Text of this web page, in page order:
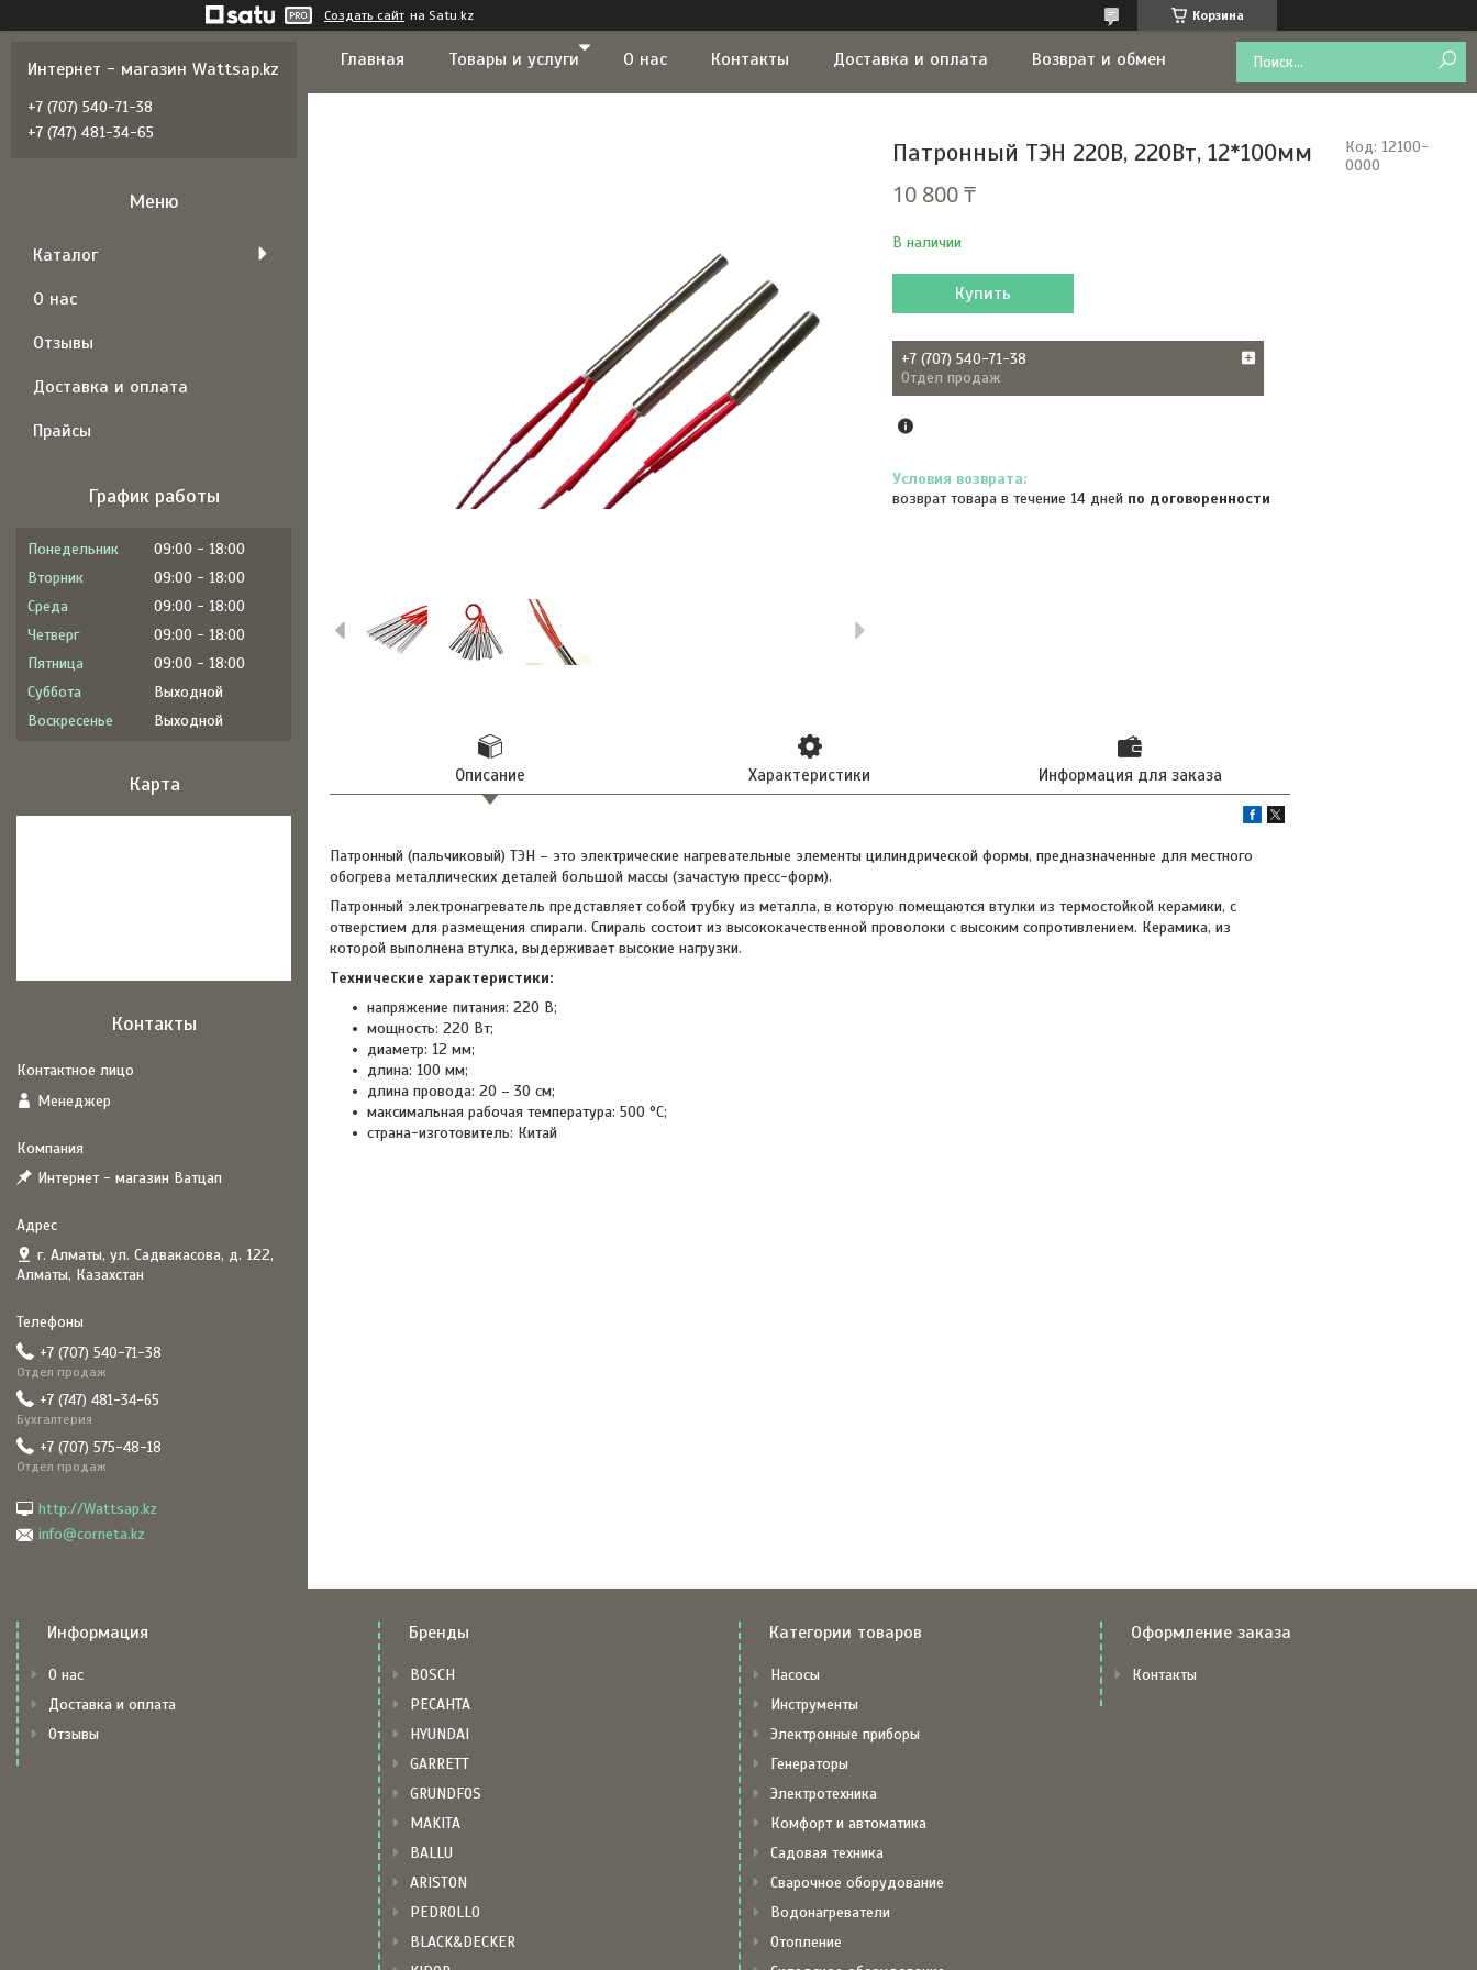
Создать сайт на Satu.kz Корзина
Главная Товары и услуги О нас Контакты Доставка и оплата Возврат и обмен
Патронный ТЭН 220В, 220Вт, 12*100мм
10 800 ₸
В наличии
Код: 12100-
0000
Купить
+7 (707) 540-71-38
Отдел продаж
возврат товара в течение 14 дней по договоренности
Описание Характеристики Информация для заказа
Патронный (пальчиковый) ТЭН – это электрические нагревательные элементы цилиндрической формы, предназначенные для местного
обогрева металлических деталей большой массы (зачастую пресс-форм).
Патронный электронагреватель представляет собой трубку из металла, в которую помещаются втулки из термостойкой керамики, с
отверстием для размещения спирали. Спираль состоит из высококачественной проволоки с высоким сопротивлением. Керамика, из
которой выполнена втулка, выдерживает высокие нагрузки.
Технические характеристики:
напряжение питания: 220 В;
мощность: 220 Вт;
диаметр: 12 мм;
длина: 100 мм;
длина провода: 20 – 30 см;
максимальная рабочая температура: 500 °C;
страна-изготовитель: Китай
Интернет - магазин Wattsap.kz
+7 (707) 540-71-38
+7 (747) 481-34-65
Каталог
О нас
Отзывы
Доставка и оплата
Прайсы
График работы
Понедельник 09:00
18:00
Вторник
09:00
18:00
Среда
09:00
18:00
Четверг
09:00
18:00
Пятница
09:00
18:00
Суббота
Выходной
Воскресенье
Выходной
Карта
Контакты
Менеджер
Интернет - магазин Ватцап
г. Алматы, ул. Садвакасова, д. 122,
Алматы, Казахстан
+7 (707) 540-71-38
Отдел продаж
+7 (747) 481-34-65
Бухгалтерия
+7 (707) 575-48-18
Отдел продаж
http://Wattsap.kz
info@corneta.kz
Информация
О нас
Доставка и оплата
Отзывы
Бренды
BOSCH
РЕСАНТА
HYUNDAI
GARRETT
GRUNDFOS
MAKITA
BALLU
ARISTON
PEDROLLO
BLACK&DECKER
Категории товаров
Насосы
Инструменты
Электронные приборы
Генераторы
Электротехника
Комфорт и автоматика
Садовая техника
Сварочное оборудование
Водонагреватели
Отопление
Оформление заказа
Контакты